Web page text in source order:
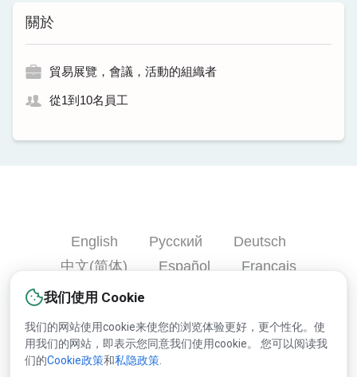
關於
貿易展覽，會議，活動的組織者
從1到10名員工
我们使用 Cookie
我们的网站使用cookie来使您的浏览体验更好，更个性化。使
用我们的网站，即表示您同意我们使用cookie。 您可以阅读我
们的Cookie政策和私隐政策
English Русский
Deutsch
中文(简体)
Español
Français
Português
हिन्दी